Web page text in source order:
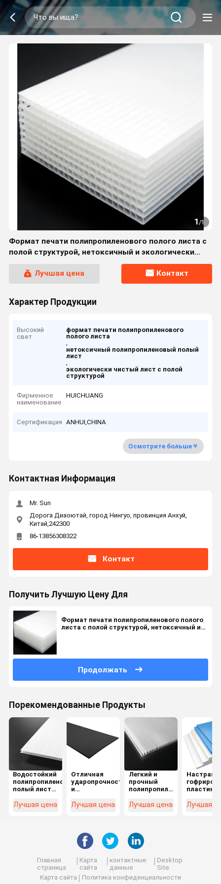
1/1
Формат печати полипропиленового полого листа с
полой структурой, нетоксичный и экологически
Лучшая цена
Контакт
Характер Продукции
Высокий
свет
формат печати полипропиленового
полого листа
,
нетоксичный полипропиленовый полый
лист
,
экологически чистый лист с полой
структурой
Фирменное
наименование
HUICHUANG
Сертификация ANHUI,CHINA
Осмотрите больше
Контактная Информация
Mr. Sun
Дорога Диаоютай, город Нингуо, провинция Анхуй,
Китай,242300
86-13856308322
Контакт
Получить Лучшую Цену Для
Формат печати полипропиленового полого
листа с полой структурой, нетоксичный и
Продолжать
Порекомендованные Продукты
Водостойкий
полипропиленовый
полый лист
и легкой
упаковки
Лучшая цена
Отличная
ударопрочность
и
листов
пенопласта
идеально
подходящих
для оптовых
Лучшая цена
Легкий и
прочный
полипропиленовый
УФ-защитой
Лучшая цена
толщиной
10 мм для
Лучшая
Главная
страница
Карта
сайта
контактные
данные
Desktop
Site
Карта сайта
Политика конфиденциальности